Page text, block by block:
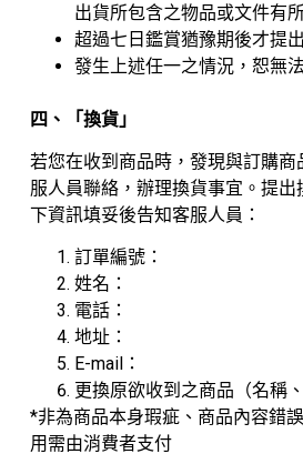
出貨所包含之物品或文件有
超過七日鑑賞猶豫期後才提
發生上述任一之情況，恕無
四、「換貨」
若您在收到商品時，發現與訂購
服人員聯絡，辦理換貨事宜。提
下資訊填妥後告知客服人員：
訂單編號：
姓名：
電話：
地址：
E-mail：
更換原欲收到之商品（名稱
*非為商品本身瑕疵、商品內容錯
用需由消費者支付